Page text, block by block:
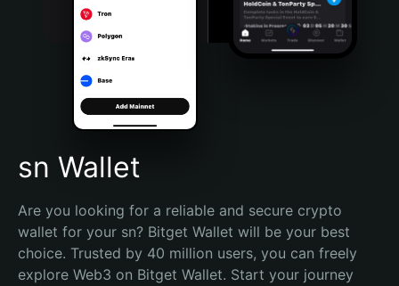
Português (Brasil)
Español (Argentina)
sn Wallet
Are you looking for a reliable and secure crypto
wallet for your sn? Bitget Wallet will be your best
choice. Trusted by 40 million users, you can freely
explore Web3 on Bitget Wallet. Start your journey